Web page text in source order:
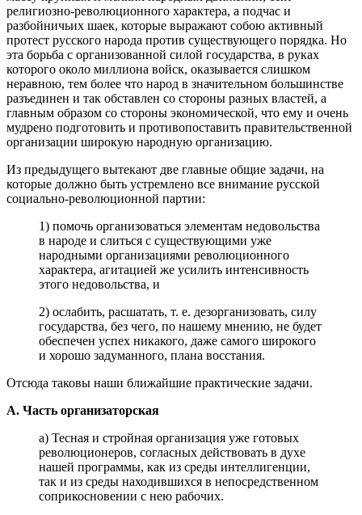
религиозно-революционного характера, а подчас и
разбойничьих шаек, которые выражают собою активный
протест русского народа против существующего порядка. Но
эта борьба с организованной силой государства, в руках
которого около миллиона войск, оказывается слишком
неравною, тем более что народ в значительном большинстве
разъединен и так обставлен со стороны разных властей, а
главным образом со стороны экономической, что ему и очень
мудрено подготовить и противопоставить правительственной
организации широкую народную организацию.
Из предыдущего вытекают две главные общие задачи, на
которые должно быть устремлено все внимание русской
социально-революционной партии:
1) помочь организоваться элементам недовольства
в народе и слиться с существующими уже
народными организациями революционного
характера, агитацией же усилить интенсивность
этого недовольства, и
2) ослабить, расшатать, т. е. дезорганизовать, силу
государства, без чего, по нашему мнению, не будет
обеспечен успех никакого, даже самого широкого
и хорошо задуманного, плана восстания.
Отсюда таковы наши ближайшие практические задачи.
А. Часть организаторская
а) Тесная и стройная организация уже готовых
революционеров, согласных действовать в духе
нашей программы, как из среды интеллигенции,
так и из среды находившихся в непосредственном
соприкосновении с нею рабочих.